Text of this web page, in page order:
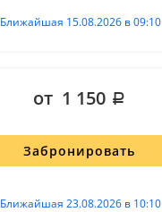
Ближайшая 15.08.2026 в 09:10
Забронировать
Ближайшая 23.08.2026 в 10:10
от 1 150